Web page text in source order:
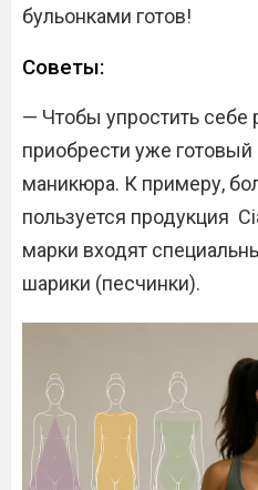
бульонками готов!
Советы:
— Чтобы упростить себе
приобрести уже
маникюра. К примеру,
пользуется продукция
марки входят
шарики (песчинки).